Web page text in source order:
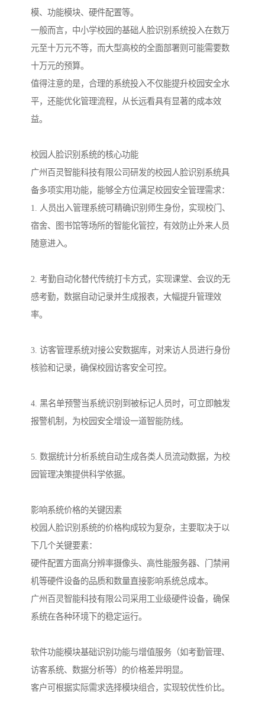
模、功能模块、硬件配置等。
一般而言，中小学校园的基础人脸识别系统投入在数万
元至十万元不等，而大型高校的全面部署则可能需要数
十万元的预算。
值得注意的是，合理的系统投入不仅能提升校园安全水
平，还能优化管理流程，从长远看具有显著的成本效
益。
校园人脸识别系统的核心功能
广州百灵智能科技有限公司研发的校园人脸识别系统具
备多项实用功能，能够全方位满足校园安全管理需求：
1. 人员出入管理系统可精确识别师生身份，实现校门、
宿舍、图书馆等场所的智能化管控，有效防止外来人员
随意进入。
2. 考勤自动化替代传统打卡方式，实现课堂、会议的无
感考勤，数据自动记录并生成报表，大幅提升管理效
率。
3. 访客管理系统对接公安数据库，对来访人员进行身份
核验和记录，确保校园访客安全可控。
4. 黑名单预警当系统识别到被标记人员时，可立即触发
报警机制，为校园安全增设一道智能防线。
5. 数据统计分析系统自动生成各类人员流动数据，为校
园管理决策提供科学依据。
影响系统价格的关键因素
校园人脸识别系统的价格构成较为复杂，主要取决于以
下几个关键要素：
硬件配置方面高分辨率摄像头、高性能服务器、门禁闸
机等硬件设备的品质和数量直接影响系统总成本。
广州百灵智能科技有限公司采用工业级硬件设备，确保
系统在各种环境下的稳定运行。
软件功能模块基础识别功能与增值服务（如考勤管理、
访客系统、数据分析等）的价格差异明显。
客户可根据实际需求选择模块组合，实现较优性价比。